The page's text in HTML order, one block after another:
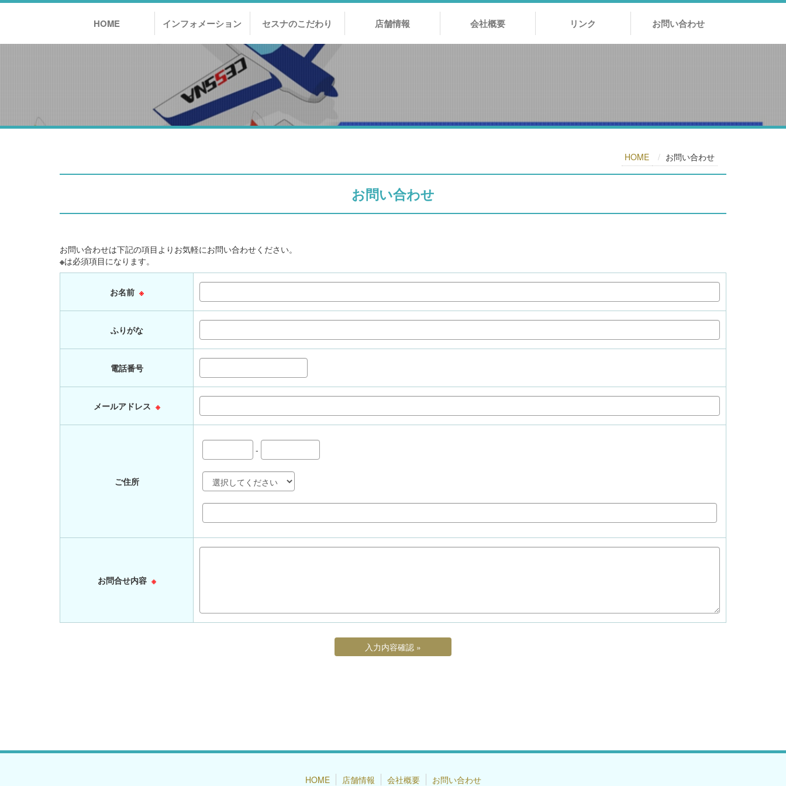
HOME インフォメーション セスナのこだわり 店舗情報 会社概要 リンク お問い合わせ
HOME お問い合わせ
お問い合わせ
お問い合わせは下記の項目よりお気軽にお問い合わせください。
※は必須項目になります。
お名前 ※
ふりがな
電話番号
メールアドレス ※
ご住所
-
お問合せ内容 ※
HOME 店舗情報 会社概要 お問い合わせ